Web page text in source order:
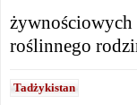
roślinnego
Tadżykistan